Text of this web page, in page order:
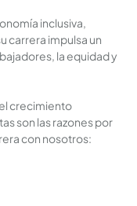
inclusiva,
carrera impulsa un
la equidad y
crecimiento
son las razones por
con nosotros: